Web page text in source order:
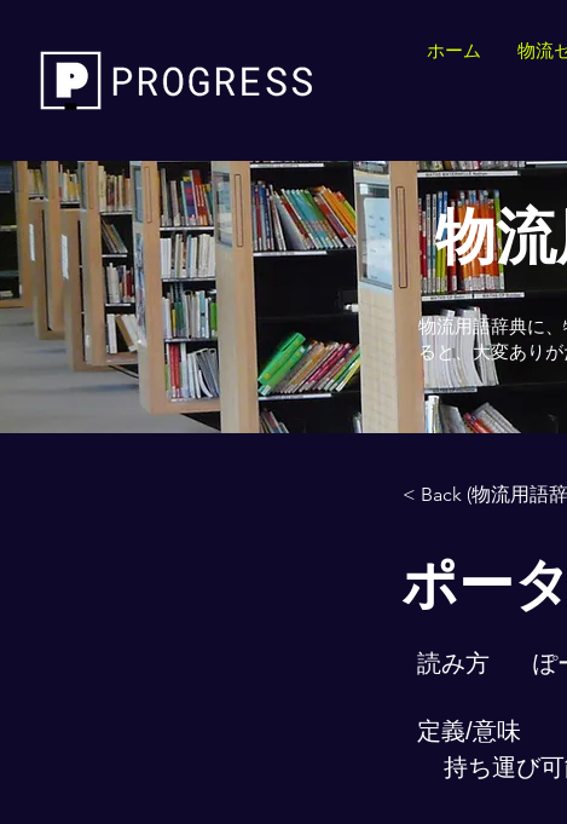
ホーム 物流
物
物流用語辞典に
ると、大変ありが
< Back (物流用語
ポー
読み方 ぽ
定義/意味
持ち運び